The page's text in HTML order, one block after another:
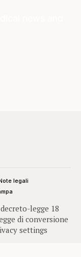
legge 18
di conversione
settings
legali